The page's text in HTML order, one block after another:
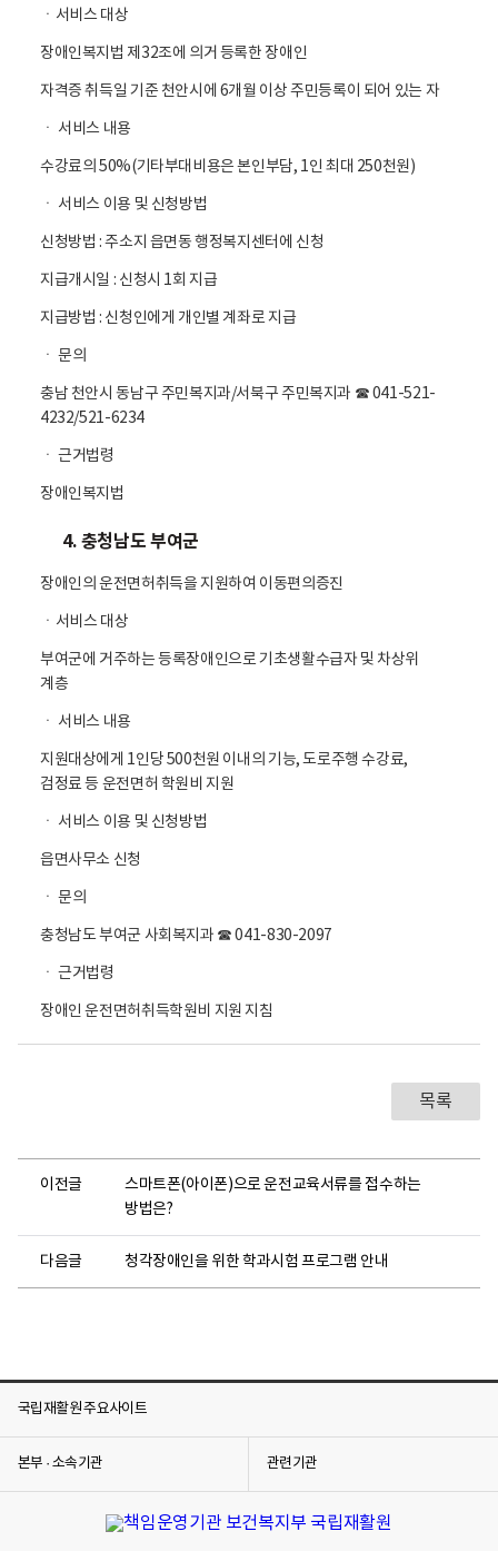
ㆍ서비스 대상
장애인복지법 제32조에 의거 등록한 장애인
자격증 취득일 기준 천안시에 6개월 이상 주민등록이 되어 있는 자
ㆍ 서비스 내용
수강료의 50%(기타부대비용은 본인부담, 1인 최대 250천원)
ㆍ 서비스 이용 및 신청방법
신청방법 : 주소지 읍면동 행정복지센터에 신청
지급개시일 : 신청시 1회 지급
지급방법 : 신청인에게 개인별 계좌로 지급
ㆍ 문의
충남 천안시 동남구 주민복지과/서북구 주민복지과 ☎ 041-521-
4232/521-6234
ㆍ 근거법령
장애인복지법
4. 충청남도 부여군
장애인의 운전면허취득을 지원하여 이동편의증진
ㆍ서비스 대상
부여군에 거주하는 등록장애인으로 기초생활수급자 및 차상위
계층
ㆍ 서비스 내용
지원대상에게 1인당 500천원 이내의 기능, 도로주행 수강료,
검정료 등 운전면허 학원비 지원
ㆍ 서비스 이용 및 신청방법
읍면사무소 신청
ㆍ 문의
충청남도 부여군 사회복지과 ☎ 041-830-2097
ㆍ 근거법령
장애인 운전면허취득학원비 지원 지침
목록
이전글
스마트폰(아이폰)으로 운전교육서류를 접수하는
방법은?
다음글 청각장애인을 위한 학과시험 프로그램 안내
국립재활원 주요사이트
본부 · 소속기관 관련기관